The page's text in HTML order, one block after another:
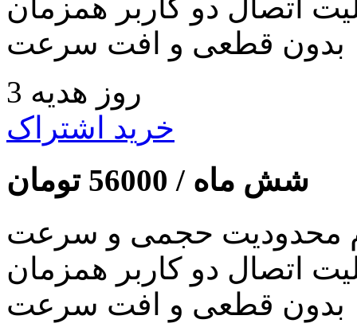
اتصال دو کاربر همزمان
بدون قطعی و افت سرعت
3 روز هدیه
خرید اشتراک
شش ماه / 56000 تومان
محدودیت حجمی و سرعت
اتصال دو کاربر همزمان
بدون قطعی و افت سرعت